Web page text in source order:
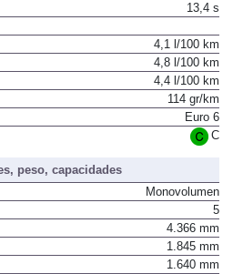
13,4 s
4,1 l/100 km
4,8 l/100 km
4,4 l/100 km
114 gr/km
Euro 6
C
peso, capacidades
Monovolumen
5
4.366 mm
1.845 mm
1.640 mm